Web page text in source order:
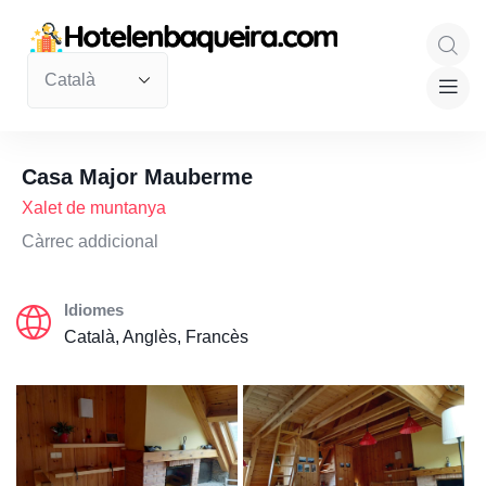
Casa Major Mauberme
Xalet de muntanya
Càrrec addicional
Idiomes
Català, Anglès, Francès